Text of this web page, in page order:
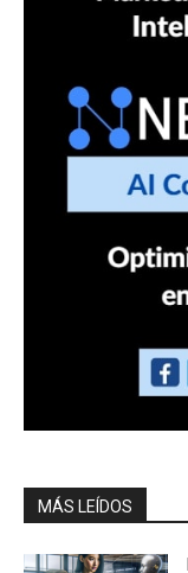
MÁS LEÍDOS